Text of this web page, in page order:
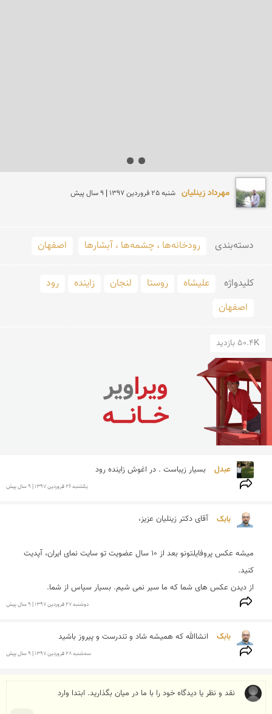
مهرداد زینلیان شنبه 25 فروردين 1397 | 9 سال پیش
دسته‌بندی رودخانه‌ها ، چشمه‌ها ، آبشارها اصفهان
کلید‌واژه علیشاه روستا لنجان زاینده
رود
اصفهان
50.4K بازدید
عبدل بسیار زیباست . در اغوش زاینده رود
يكشنبه 26 فروردين 1397 | 9 سال پیش
بابک
از دیدن عکس های شما که ما سیر نمی شیم. بسیار سپاس از شما.
دوشنبه 27 فروردين 1397 | 9 سال پیش
بابک انشاالله که همیشه شاد و تندرست و پیروز باشید
سه‌شنبه 28 فروردين 1397 | 9 سال پیش